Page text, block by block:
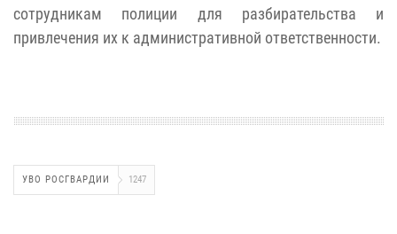
сотрудникам полиции для разбирательства и
привлечения их к административной ответственности.
УВО РОСГВАРДИИ 1247